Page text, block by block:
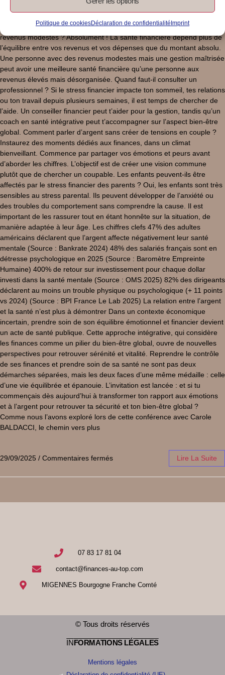
Politique de cookiesDéclaration de confidentialitéImprint
tendance à éviter les conversations ou décisions financières. Si tu
indicateur clair. Peut-on avoir une bonne santé financière avec des
revenus modestes ? Absolument ! La santé financière dépend plus de
l’équilibre entre vos revenus et vos dépenses que du montant absolu.
Une personne avec des revenus modestes mais une gestion maîtrisée
peut avoir une meilleure santé financière qu’une personne aux
revenus élevés mais désorganisée. Quand faut-il consulter un
professionnel ? Si le stress financier impacte ton sommeil, tes relations
ou ton travail depuis plusieurs semaines, il est temps de chercher de
l’aide. Un conseiller financier peut t’aider pour la gestion, tandis qu’un
coach en santé intégrative peut t’accompagner sur l’aspect bien-être
global. Comment parler d’argent sans créer de tensions en couple ?
Instaurez des moments dédiés aux finances, dans un climat
bienveillant. Commence par partager vos émotions et peurs avant
d’aborder les chiffres. L’objectif est de créer une vision commune
plutôt que de chercher un coupable. Les enfants peuvent-ils être
affectés par le stress financier des parents ? Oui, les enfants sont très
sensibles au stress parental. Ils peuvent développer de l’anxiété ou
des troubles du comportement sans comprendre la cause. Il est
important de les rassurer tout en étant honnête sur la situation, de
manière adaptée à leur âge. Les chiffres clefs 47% des adultes
américains déclarent que l’argent affecte négativement leur santé
mentale (Source : Bankrate 2024) 48% des salariés français sont en
détresse psychologique en 2025 (Source : Baromètre Empreinte
Humaine) 400% de retour sur investissement pour chaque dollar
investi dans la santé mentale (Source : OMS 2025) 82% des dirigeants
déclarent au moins un trouble physique ou psychologique (+ 11 points
vs 2024) (Source : BPI France Le Lab 2025) La relation entre l’argent
et la santé n’est plus à démontrer Dans un contexte économique
incertain, prendre soin de son équilibre émotionnel et financier devient
un acte de santé publique. Cette approche intégrative, qui considère
les finances comme un pilier du bien-être global, ouvre de nouvelles
perspectives pour retrouver sérénité et vitalité. Reprendre le contrôle
de ses finances et prendre soin de sa santé ne sont pas deux
démarches séparées, mais les deux faces d’une même médaille : celle
d’une vie équilibrée et épanouie. L’invitation est lancée : et si tu
commençais dès aujourd’hui à transformer ton rapport aux émotions
et à l’argent pour retrouver ta sécurité et ton bien-être global ?
Comme nous l’avons exploré lors de cette conférence avec Carole
BALDACCI, le chemin vers plus
29/09/2025 / Commentaires fermés Lire La Suite
07 83 17 81 04
contact@finances-au-top.com
MIGENNES Bourgogne Franche Comté
© Tous droits réservés
INFORMATIONS LÉGALES
Mentions légales